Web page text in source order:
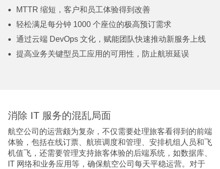
MTTR 缩短，客户和员工体验得到改善
轻松满足每分钟 1000 个座位的极高预订需求
通过云端 DevOps 文化，赋能团队快速推动新服务上线
提高业务关键型员工应用的可用性，防止航班延误
消除 IT 服务的混乱局面
航空公司的运营颇为复杂，不仅需要处理旅客看得到的前端
体验，包括在线订票、航班调度和管理、安排机组人员和飞
机值飞，还需要管理支持旅客体验的后端系统，如数据库、
IT 网络和业务应用等，确保航空公司每天平稳运营。对于